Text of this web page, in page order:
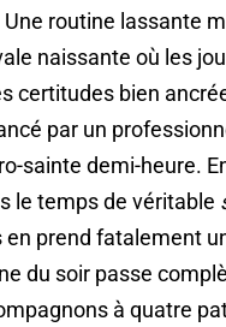
routine lassante
naissante où les
certitudes bien
par un
sainte demi-heure.
le temps de véritable
en prend fatalement
du soir passe
à quatre